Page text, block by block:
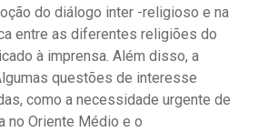
do diálogo inter -religioso e na
entre as diferentes religiões do
à imprensa. Além disso, a
questões de interesse
como a necessidade urgente de
no Oriente Médio e o